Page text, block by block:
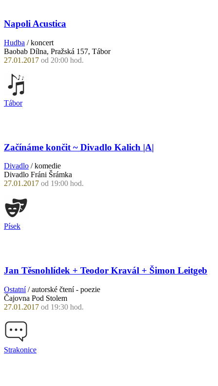
Napoli Acustica
Hudba / koncert
Baobab Dílna, Pražská 157, Tábor
27.01.2017 od 20:00 hod.
Tábor
Začínáme končit ~ Divadlo Kalich |A|
Divadlo / komedie
Divadlo Fráni Šrámka
27.01.2017 od 19:00 hod.
Písek
Jan Těsnohlídek + Teodor Kravál + Šimon Leitgeb
Ostatní/ autorské čtení - poezie
Čajovna Pod Stolem
27.01.2017 od 19:30 hod.
Strakonice